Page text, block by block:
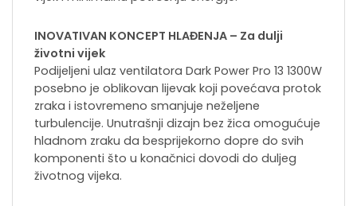
INOVATIVAN KONCEPT HLAĐENJA – Za dulji
životni vijek
Podijeljeni ulaz ventilatora Dark Power Pro 13 1300W
posebno je oblikovan lijevak koji povećava protok
zraka i istovremeno smanjuje neželjene
turbulencije. Unutrašnji dizajn bez žica omogućuje
hladnom zraku da besprijekorno dopre do svih
komponenti što u konačnici dovodi do duljeg
životnog vijeka.